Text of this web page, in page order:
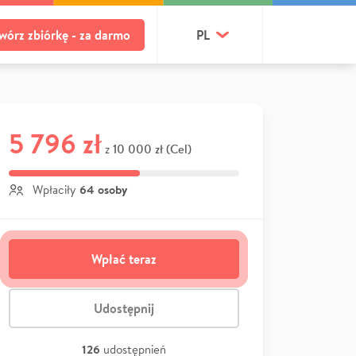
zbiórkę - za darmo PL
5 796 zł z 10 000 zł (Cel)
Wpłaciły 64 osoby
Wpłać teraz
Udostępnij
126 udostępnień